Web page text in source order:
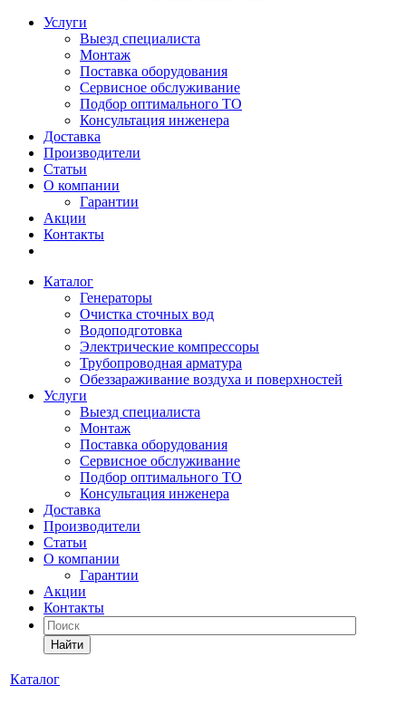
Услуги
Выезд специалиста
Монтаж
Поставка оборудования
Сервисное обслуживание
Подбор оптимального ТО
Консультация инженера
Доставка
Производители
Статьи
О компании
Гарантии
Акции
Контакты
Каталог
Генераторы
Очистка сточных вод
Водоподготовка
Электрические компрессоры
Трубопроводная арматура
Обеззараживание воздуха и поверхностей
Услуги
Выезд специалиста
Монтаж
Поставка оборудования
Сервисное обслуживание
Подбор оптимального ТО
Консультация инженера
Доставка
Производители
Статьи
О компании
Гарантии
Акции
Контакты
Найти
Каталог